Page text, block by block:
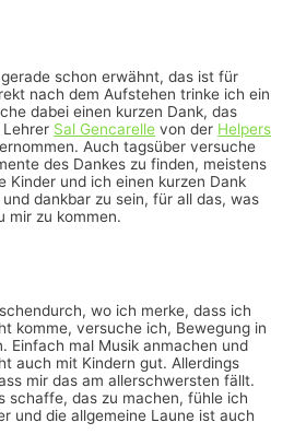
schon erwähnt, das ist für
nach dem Aufstehen trinke ich ein
dabei einen kurzen Dank, das
Lehrer Sal Gencarelle von der Helpers
Auch tagsüber versuche
des Dankes zu finden, meistens
Kinder und ich einen kurzen Dank
dankbar zu sein, für all das, was
mir zu kommen.
wo ich merke, dass ich
komme, versuche ich, Bewegung in
Einfach mal Musik anmachen und
auch mit Kindern gut. Allerdings
mir das am allerschwersten fällt.
schaffe, das zu machen, fühle ich
und die allgemeine Laune ist auch